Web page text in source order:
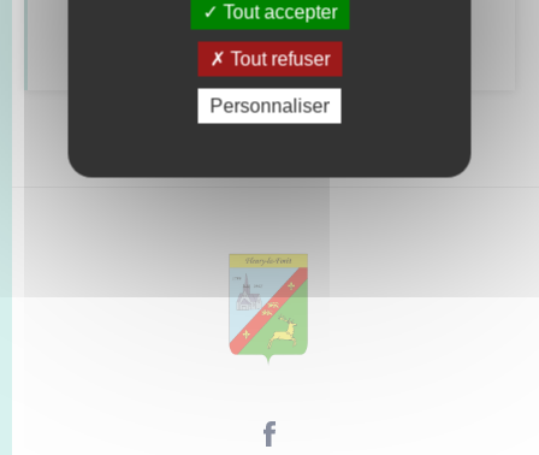
Déclarer à l’état civil
Tout accepter
Tout refuser
Personnaliser